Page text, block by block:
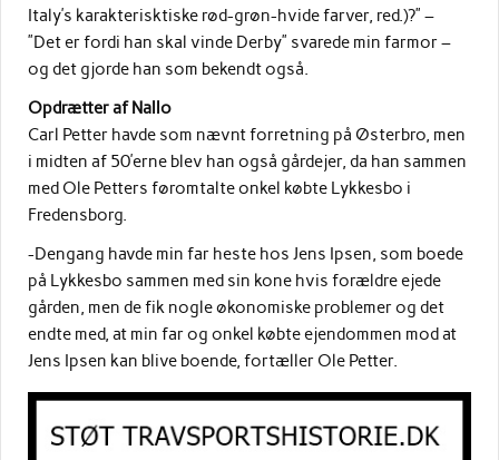
Italy’s karakterisktiske rød-grøn-hvide farver, red.)?” –
”Det er fordi han skal vinde Derby” svarede min farmor –
og det gjorde han som bekendt også.
Opdrætter af Nallo
Carl Petter havde som nævnt forretning på Østerbro, men
i midten af 50’erne blev han også gårdejer, da han sammen
med Ole Petters føromtalte onkel købte Lykkesbo i
Fredensborg.
-Dengang havde min far heste hos Jens Ipsen, som boede
på Lykkesbo sammen med sin kone hvis forældre ejede
gården, men de fik nogle økonomiske problemer og det
endte med, at min far og onkel købte ejendommen mod at
Jens Ipsen kan blive boende, fortæller Ole Petter.